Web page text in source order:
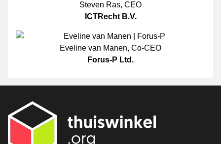
Steven Ras, CEO
ICTRecht B.V.
Eveline van Manen, Co-CEO
Forus-P Ltd.